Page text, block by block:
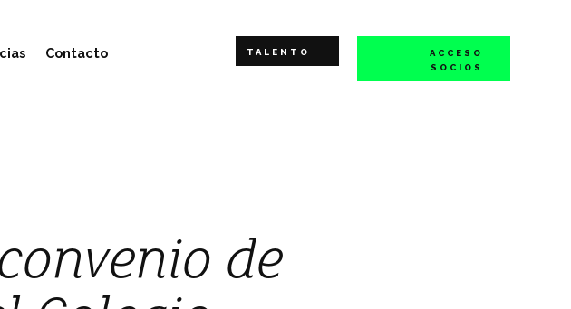
Contacto TALENTO
ACCESO
SOCIOS
de